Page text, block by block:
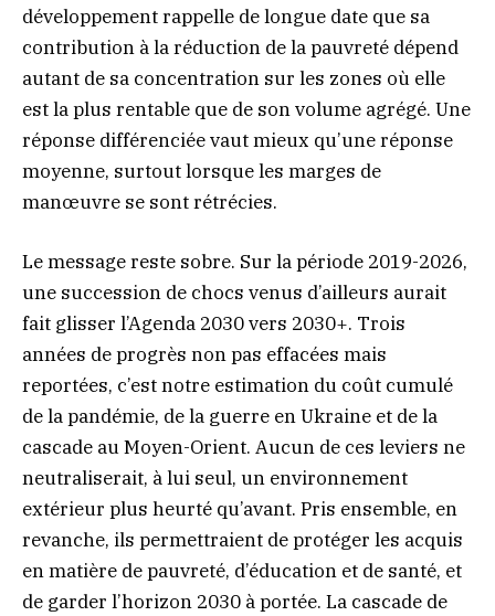
développement rappelle de longue date que sa
contribution à la réduction de la pauvreté dépend
autant de sa concentration sur les zones où elle
est la plus rentable que de son volume agrégé. Une
réponse différenciée vaut mieux qu’une réponse
moyenne, surtout lorsque les marges de
manœuvre se sont rétrécies.
Le message reste sobre. Sur la période 2019-2026,
une succession de chocs venus d’ailleurs aurait
fait glisser l’Agenda 2030 vers 2030+. Trois
années de progrès non pas effacées mais
reportées, c’est notre estimation du coût cumulé
de la pandémie, de la guerre en Ukraine et de la
cascade au Moyen-Orient. Aucun de ces leviers ne
neutraliserait, à lui seul, un environnement
extérieur plus heurté qu’avant. Pris ensemble, en
revanche, ils permettraient de protéger les acquis
en matière de pauvreté, d’éducation et de santé, et
de garder l’horizon 2030 à portée. La cascade de